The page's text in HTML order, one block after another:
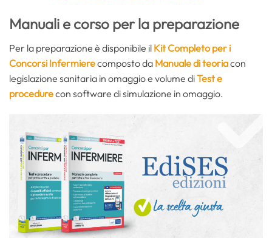
Manuali e corso per la preparazione
Per la preparazione è disponibile il Kit Completo per i
Concorsi Infermierecomposto da Manuale di teoriacon
legislazione sanitaria in omaggio e volume diTest e
procedurecon software di simulazione in omaggio.